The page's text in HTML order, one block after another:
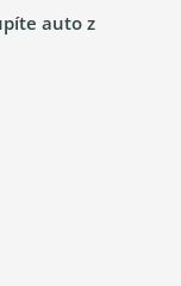
auto z